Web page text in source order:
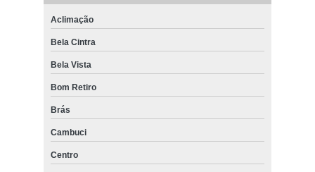
Aclimação
Bela Cintra
Bela Vista
Bom Retiro
Brás
Cambuci
Centro